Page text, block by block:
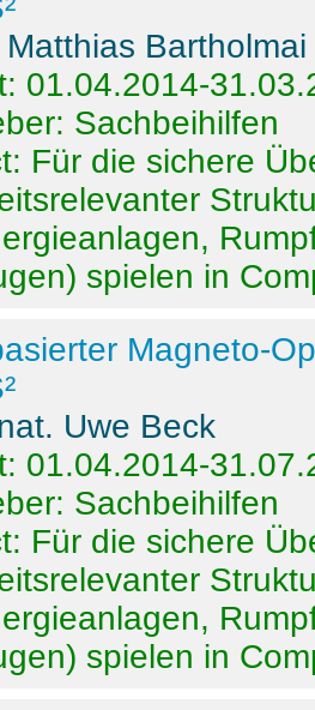
Matthias Bartholmai
01.04.2014-
Sachbeihilfen
Für die sichere
spielen in
Magneto-
Uwe Beck
01.04.2014-
Sachbeihilfen
Für die sichere
spielen in